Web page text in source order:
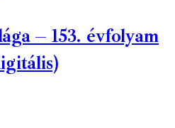
– 153. évfolyam